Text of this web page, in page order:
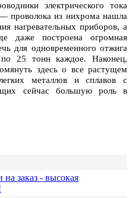
электрического тока
проволока из нихрома нашла
нагревательных приборов, а
даже построена огромная
для одновременного отжига
25 тонн каждое. Наконец,
здесь о все растущем
металлов и сплавов с
сейчас большую роль в
заказ - высокая